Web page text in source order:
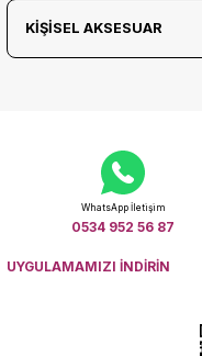
KİŞİSEL AKSESUAR
WhatsApp İletişim
0534 952 56 87
UYGULAMAMIZI İNDİRİN